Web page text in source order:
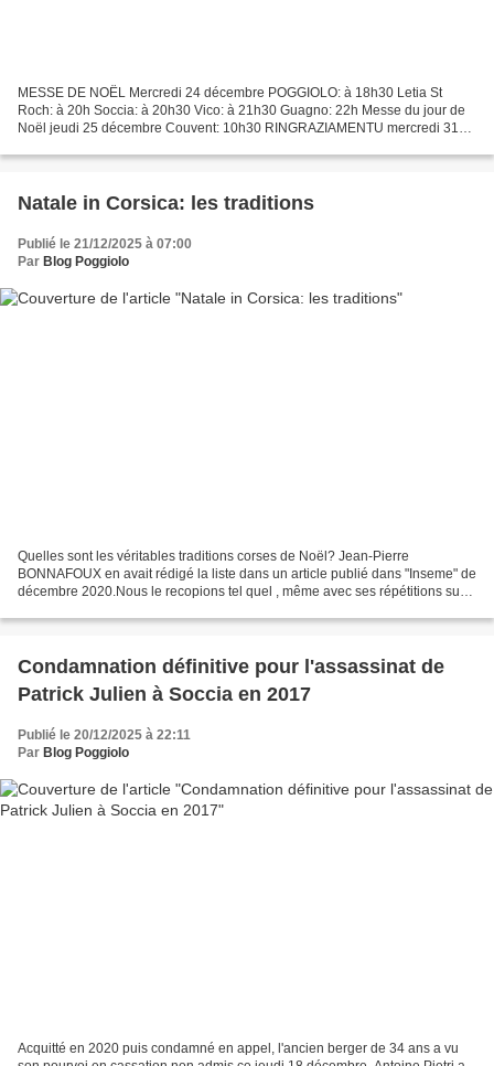
MESSE DE NOËL Mercredi 24 décembre POGGIOLO: à 18h30 Letia St
Roch: à 20h Soccia: à 20h30 Vico: à 21h30 Guagno: 22h Messe du jour de
Noël jeudi 25 décembre Couvent: 10h30 RINGRAZIAMENTU mercredi 31
Natale in Corsica: les traditions
Publié le 21/12/2025 à 07:00
Par Blog Poggiolo
Quelles sont les véritables traditions corses de Noël? Jean-Pierre
BONNAFOUX en avait rédigé la liste dans un article publié dans "Inseme" de
décembre 2020.Nous le recopions tel quel , même avec ses répétitions sur
Condamnation définitive pour l'assassinat de
Patrick Julien à Soccia en 2017
Publié le 20/12/2025 à 22:11
Par Blog Poggiolo
Acquitté en 2020 puis condamné en appel, l'ancien berger de 34 ans a vu